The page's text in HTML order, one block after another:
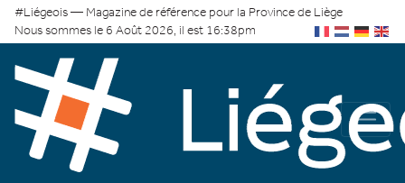
#Liégeois — Magazine de référence pour la Province de Liège
Nous sommes le 6 Août 2026, il est 16:38pm